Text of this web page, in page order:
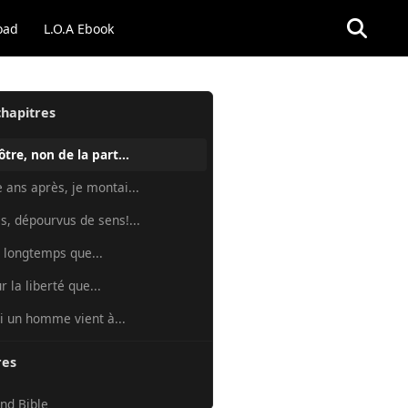
L.O.A Ebook
non de la part...
ans après, je montai...
dépourvus de sens!...
longtemps que...
la liberté que...
un homme vient à...
Bible